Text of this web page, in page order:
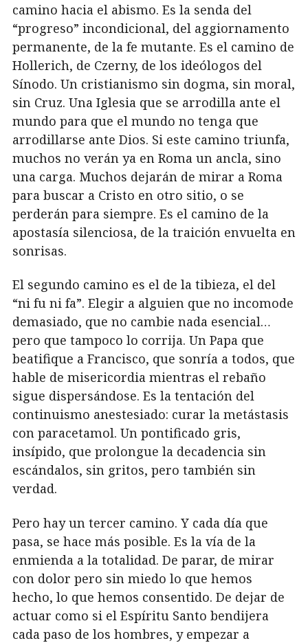
camino hacia el abismo. Es la senda del
“progreso” incondicional, del aggiornamento
permanente, de la fe mutante. Es el camino de
Hollerich, de Czerny, de los ideólogos del
Sínodo. Un cristianismo sin dogma, sin moral,
sin Cruz. Una Iglesia que se arrodilla ante el
mundo para que el mundo no tenga que
arrodillarse ante Dios. Si este camino triunfa,
muchos no verán ya en Roma un ancla, sino
una carga. Muchos dejarán de mirar a Roma
para buscar a Cristo en otro sitio, o se
perderán para siempre. Es el camino de la
apostasía silenciosa, de la traición envuelta en
sonrisas.
El segundo camino es el de la tibieza, el del
“ni fu ni fa”. Elegir a alguien que no incomode
demasiado, que no cambie nada esencial…
pero que tampoco lo corrija. Un Papa que
beatifique a Francisco, que sonría a todos, que
hable de misericordia mientras el rebaño
sigue dispersándose. Es la tentación del
continuismo anestesiado: curar la metástasis
con paracetamol. Un pontificado gris,
insípido, que prolongue la decadencia sin
escándalos, sin gritos, pero también sin
verdad.
Pero hay un tercer camino. Y cada día que
pasa, se hace más posible. Es la vía de la
enmienda a la totalidad. De parar, de mirar
con dolor pero sin miedo lo que hemos
hecho, lo que hemos consentido. De dejar de
actuar como si el Espíritu Santo bendijera
cada paso de los hombres, y empezar a